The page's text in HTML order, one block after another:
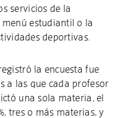
servicios de la
estudiantil o la
deportivas.
la encuesta fue
a las que cada profesor
una sola materia, el
tres o más materias, y